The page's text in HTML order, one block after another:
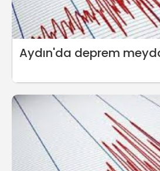
Aydın'da deprem